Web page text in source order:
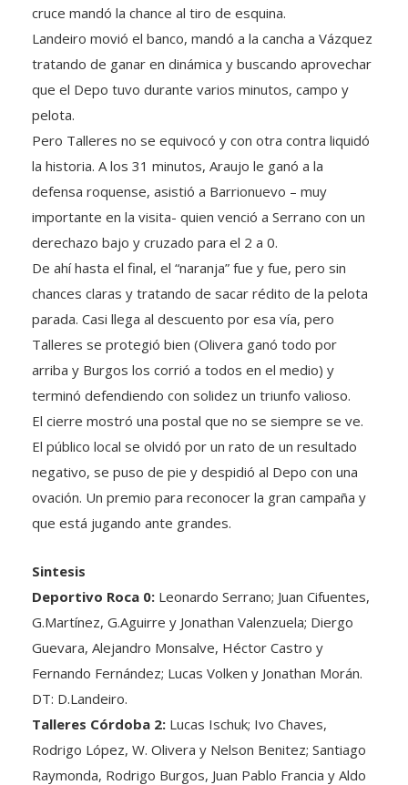
cruce mandó la chance al tiro de esquina.
Landeiro movió el banco, mandó a la cancha a Vázquez
tratando de ganar en dinámica y buscando aprovechar
que el Depo tuvo durante varios minutos, campo y
pelota.
Pero Talleres no se equivocó y con otra contra liquidó
la historia. A los 31 minutos, Araujo le ganó a la
defensa roquense, asistió a Barrionuevo – muy
importante en la visita- quien venció a Serrano con un
derechazo bajo y cruzado para el 2 a 0.
De ahí hasta el final, el “naranja” fue y fue, pero sin
chances claras y tratando de sacar rédito de la pelota
parada. Casi llega al descuento por esa vía, pero
Talleres se protegió bien (Olivera ganó todo por
arriba y Burgos los corrió a todos en el medio) y
terminó defendiendo con solidez un triunfo valioso.
El cierre mostró una postal que no se siempre se ve.
El público local se olvidó por un rato de un resultado
negativo, se puso de pie y despidió al Depo con una
ovación. Un premio para reconocer la gran campaña y
que está jugando ante grandes.
Sintesis
Deportivo Roca 0: Leonardo Serrano; Juan Cifuentes,
G.Martínez, G.Aguirre y Jonathan Valenzuela; Diergo
Guevara, Alejandro Monsalve, Héctor Castro y
Fernando Fernández; Lucas Volken y Jonathan Morán.
DT: D.Landeiro.
Talleres Córdoba 2: Lucas Ischuk; Ivo Chaves,
Rodrigo López, W. Olivera y Nelson Benitez; Santiago
Raymonda, Rodrigo Burgos, Juan Pablo Francia y Aldo